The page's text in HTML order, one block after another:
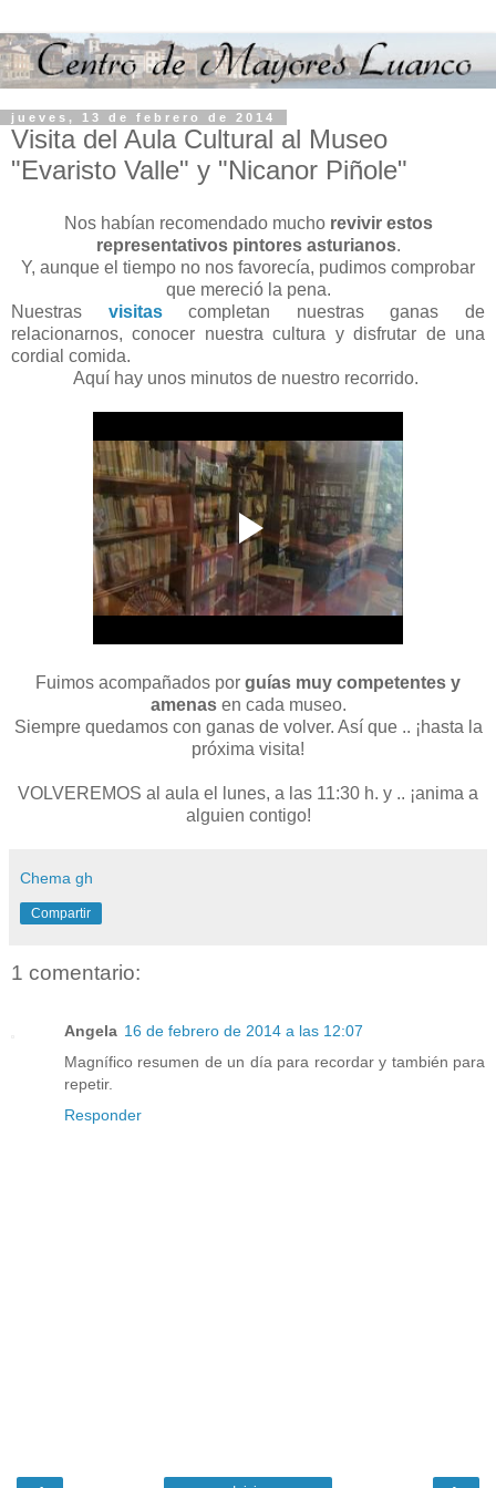
jueves, 13 de febrero de 2014
Visita del Aula Cultural al Museo
"Evaristo Valle" y "Nicanor Piñole"
Nos habían recomendado mucho revivir estos
representativos pintores asturianos.
Y, aunque el tiempo no nos favorecía, pudimos comprobar
que mereció la pena.
Nuestras visitascompletan nuestras ganas de
relacionarnos, conocer nuestra cultura y disfrutar de una
cordial comida.
Aquí hay unos minutos de nuestro recorrido.
Fuimos acompañados por guías muy competentes y
amenasen cada museo.
Siempre quedamos con ganas de volver. Así que .. ¡hasta la
próxima visita!
VOLVEREMOS al aula el lunes, a las 11:30 h. y .. ¡anima a
alguien contigo!
Chema gh
Compartir
1 comentario:
Angela 16 de febrero de 2014 a las 12:07
Magnífico resumen de un día para recordar y también para
repetir.
Responder